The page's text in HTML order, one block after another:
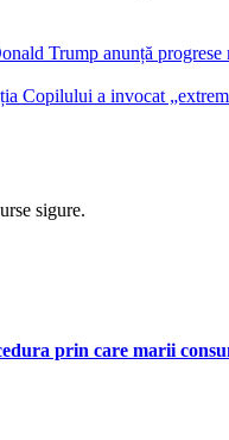
Trump anunță
Copilului a invocat
sigure.
prin care marii